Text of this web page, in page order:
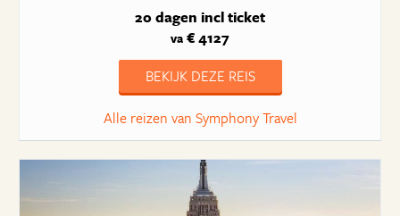
20 dagen incl ticket
va € 4127
BEKIJK DEZE REIS
Alle reizen van Symphony Travel